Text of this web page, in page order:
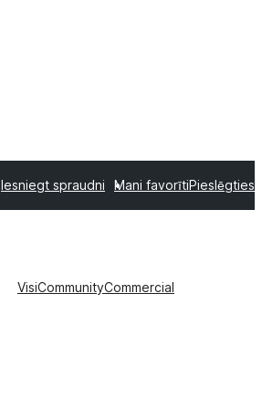
Iesniegt spraudni Mani favorītiPieslēgties
VisiCommunityCommercial